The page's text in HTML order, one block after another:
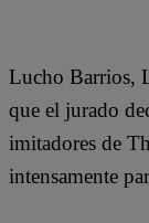
Lucho Barrios,
que el jurado
imitadores de
intensamente